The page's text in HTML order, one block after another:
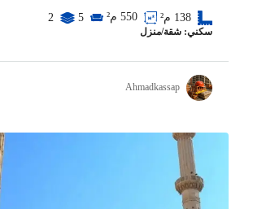
138 م² 550 م² 5
2
سكني: شقة/منزل
Ahmadkassap